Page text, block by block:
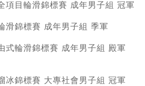
項目輪滑錦標賽 成年男子組 冠軍
滑錦標賽 成年男子組 季軍
式輪滑錦標賽 成年男子組 殿軍
冰錦標賽 大專社會男子組 冠軍